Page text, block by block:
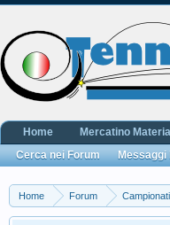
Home Forum
Home Mercatino
Cerca nei Forum
Messaggi